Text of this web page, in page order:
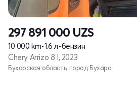
297 891 000 UZS
10 000 km•1.6 л•бензин
Chery Arrizo 8 I, 2023
Бухарская область, город Бухара